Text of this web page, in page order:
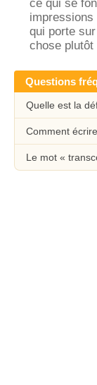
ce qui se
qui porte
chose plutôt
Questions
Quelle est la
Comment
Le mot «